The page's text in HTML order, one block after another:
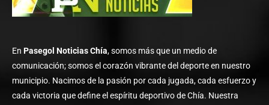
En Pasegol Noticias Chía, somos más que un medio de
comunicación; somos el corazón vibrante del deporte en nuestro
municipio. Nacimos de la pasión por cada jugada, cada esfuerzo y
cada victoria que define el espíritu deportivo de Chía. Nuestra